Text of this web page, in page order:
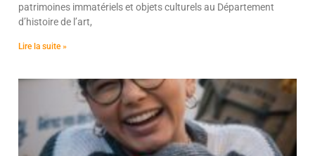
patrimoines immatériels et objets culturels au Département
d’histoire de l’art,
Lire la suite »